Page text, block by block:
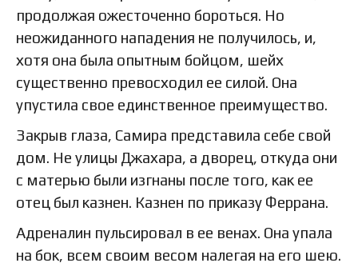
продолжая ожесточенно бороться. Но
неожиданного нападения не получилось, и,
хотя она была опытным бойцом, шейх
существенно превосходил ее силой. Она
упустила свое единственное преимущество.
Закрыв глаза, Самира представила себе свой
дом. Не улицы Джахара, а дворец, откуда они
с матерью были изгнаны после того, как ее
отец был казнен. Казнен по приказу Феррана.
Адреналин пульсировал в ее венах. Она упала
на бок, всем своим весом налегая на его шею.